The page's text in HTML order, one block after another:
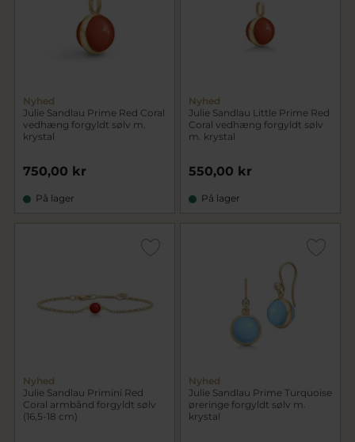
Nyhed
Julie Sandlau Prime Red Coral
vedhæng forgyldt sølv m.
krystal
750,00 kr
På lager
Nyhed
Julie Sandlau Little Prime Red
Coral vedhæng forgyldt sølv
m. krystal
550,00 kr
På lager
Nyhed
Julie Sandlau Primini Red
Coral armbånd forgyldt sølv
(16,5-18 cm)
Nyhed
Julie Sandlau Prime Turquoise
øreringe forgyldt sølv m.
krystal